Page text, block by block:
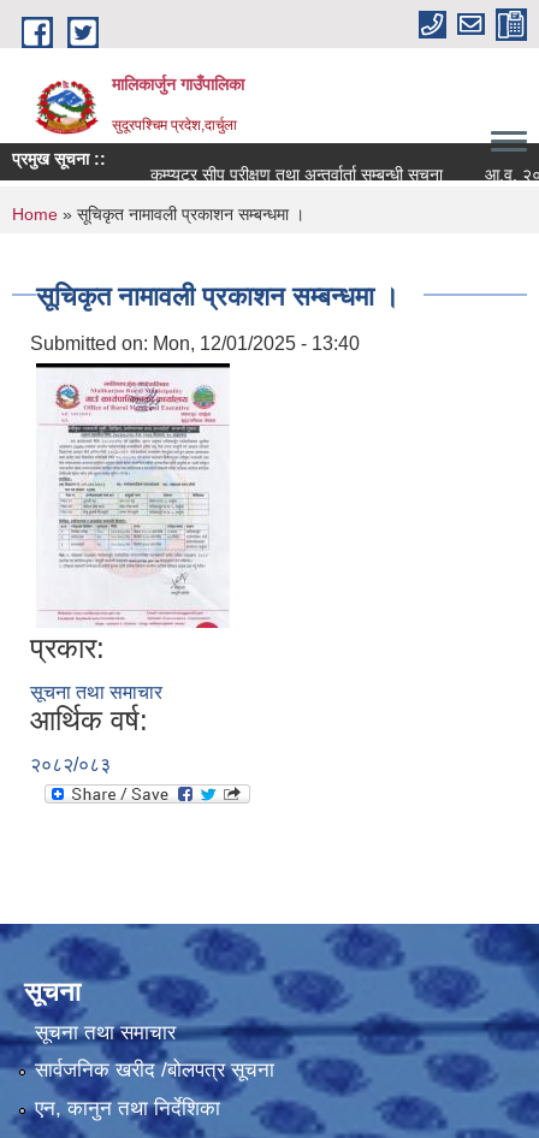
Skip to main content
मालिकार्जुन गाउँपालिका
सुदूरपश्चिम प्रदेश,दार्चुला
प्रमुख सूचना ::
कम्प्युटर सीप परीक्षण तथा अन्तर्वार्ता सम्बन्धी सूचना
आ.व. २०८२/
You are here
Home » सूचिकृत नामावली प्रकाशन सम्बन्धमा ।
सूचिकृत नामावली प्रकाशन सम्बन्धमा ।
Submitted on: Mon, 12/01/2025 - 13:40
प्रकार:
सूचना तथा समाचार
आर्थिक वर्ष:
२०८२/०८३
सूचना
सूचना तथा समाचार
सार्वजनिक खरीद /बोलपत्र सूचना
एन, कानुन तथा निर्देशिका